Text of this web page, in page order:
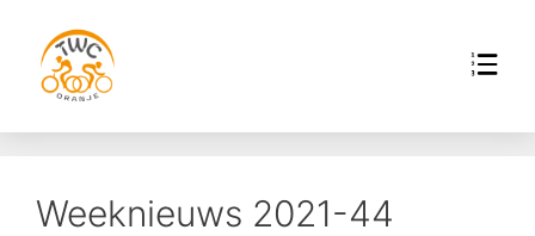
Weeknieuws 2021-44